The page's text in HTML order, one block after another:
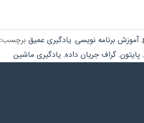
,آموزش برنامه نویسی, یادگیری عمیق برچسب:
, پایتون,گراف جریان داده, یادگیری ماشین